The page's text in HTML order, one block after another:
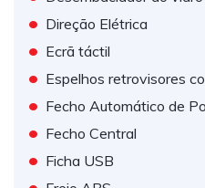
• Direção Elétrica
• Ecrã táctil
• Espelhos retrovisores
• Fecho Automático de
• Fecho Central
• Ficha USB